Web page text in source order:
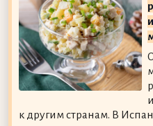
к другим странам. В